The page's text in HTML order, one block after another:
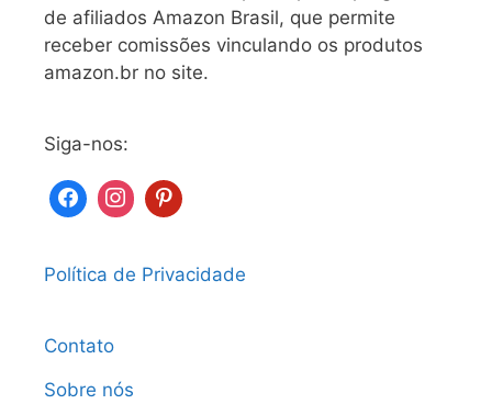
de afiliados Amazon Brasil, que permite
receber comissões vinculando os produtos
amazon.br no site.
Siga-nos:
Política de Privacidade
Contato
Sobre nós